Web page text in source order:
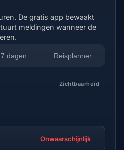
De gratis app bewaakt
meldingen wanneer de
dagen Reisplanner
Zichtbaarheid
Onwaarschijnlijk